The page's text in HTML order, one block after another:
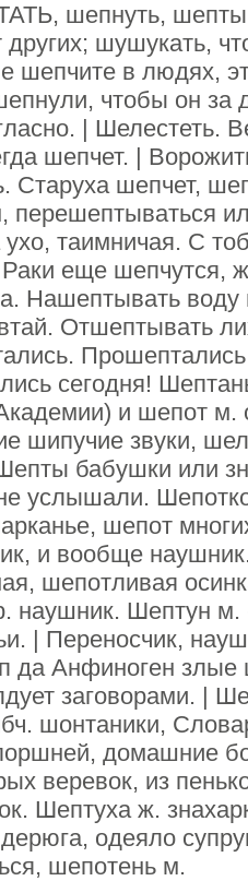
шепнуть,
других; шушукать,
шепчите в людях,
чтобы он за
| Шелестеть.
шепчет. |
Старуха шепчет,
перешептываться
ухо, таимничая. С
еще шепчутся,
Нашептывать
втай. Отшептывать
сегодня!
и шепот м.
шипучие звуки,
бабушки или
услышали.
шепот
и вообще
шепотливая
наушник. Шептун м.
| Переносчик,
да Анфиноген злые
заговорами. |
шонтаники,
домашние
веревок, из
Шептуха ж.
одеяло
шепотень м.